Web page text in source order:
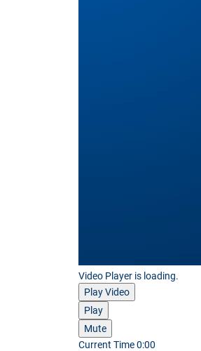
Video Player is loading.
Play Video
Play
Mute
Current Time0:00